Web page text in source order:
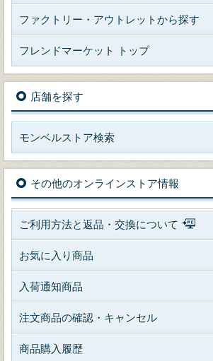
ファクトリー・アウトレットから探す
フレンドマーケット トップ
店舗を探す
モンベルストア検索
その他のオンラインストア情報
ご利用方法と返品・交換について
お気に入り商品
入荷通知商品
注文商品の確認・キャンセル
商品購入履歴